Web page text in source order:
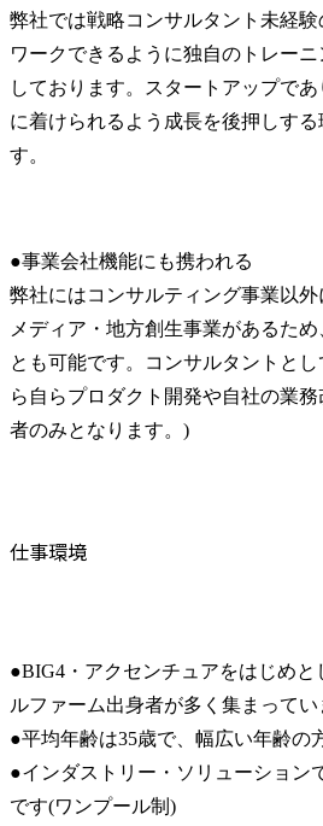
弊社では戦略コンサルタント未経験
ワークできるように独自のトレー
しております。スタートアップで
に着けられるよう成長を後押しする
す。
●事業会社機能にも携われる
弊社にはコンサルティング事業以外
メディア・地方創生事業があるた
とも可能です。コンサルタントと
ら自らプロダクト開発や自社の業
者のみとなります。)
仕事環境
●BIG4・アクセンチュアをはじめと
ルファーム出身者が多く集まってい
●平均年齢は35歳で、幅広い年齢の
●インダストリー・ソリューション
です(ワンプール制)